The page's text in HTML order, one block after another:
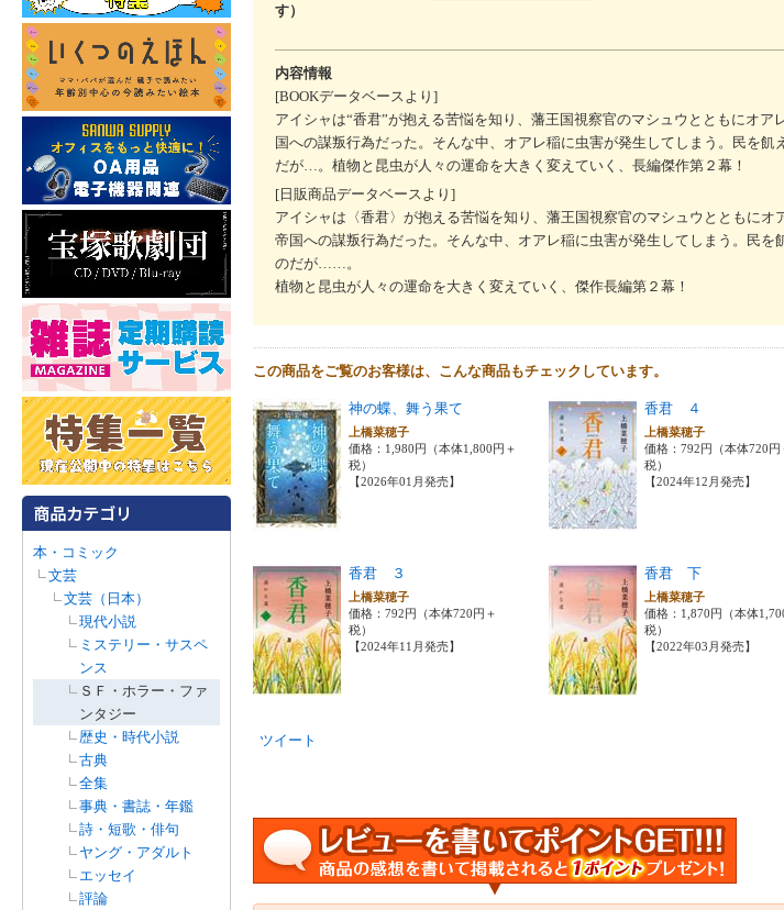
本・コミック
文芸
文芸（日本）
現代小説
ミステリー・サスペ
ンス
ＳＦ・ホラー・ファ
ンタジー
歴史・時代小説
古典
全集
事典・書誌・年鑑
詩・短歌・俳句
ヤング・アダルト
エッセイ
評論
す）
内容情報
[BOOKデータベースより]
アイシャは“香君”が抱える苦悩を知り、藩王国視察官のマシュウとともにオ
国への謀叛行為だった。そんな中、オアレ稲に虫害が発生してしまう。民を
だが…。植物と昆虫が人々の運命を大きく変えていく、長編傑作第２幕！
[日販商品データベースより]
アイシャは〈香君〉が抱える苦悩を知り、藩王国視察官のマシュウとともに
帝国への謀叛行為だった。そんな中、オアレ稲に虫害が発生してしまう。民
のだが……。
植物と昆虫が人々の運命を大きく変えていく、傑作長編第２幕！
この商品をご覧のお客様は、こんな商品もチェックしています。
神の蝶、舞う果て
上橋菜穂子
価格：1,980円（本体1,800円＋
税）
【2026年01月発売】
香君 ４
上橋菜穂子
価格：792円（本体720円
税）
【2024年12月発売】
香君 ３
上橋菜穂子
価格：792円（本体720円＋
税）
【2024年11月発売】
香君 下
上橋菜穂子
価格：1,870円（本体
税）
【2022年03月発売】
ツイート